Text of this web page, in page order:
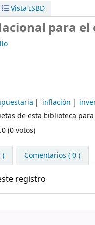
Vista ISBD
para el
inflación
de esta biblioteca
(0 votos)
) Comentarios ( 0 )
registro